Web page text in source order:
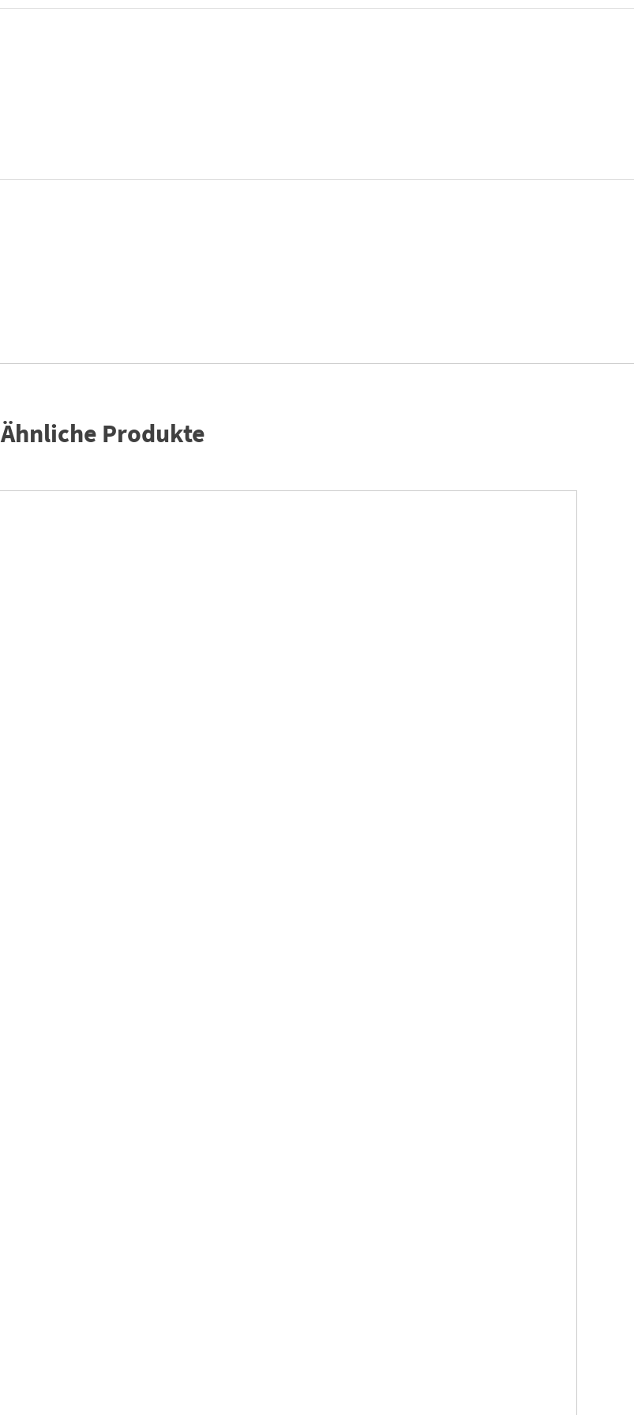
Ähnliche Produkte